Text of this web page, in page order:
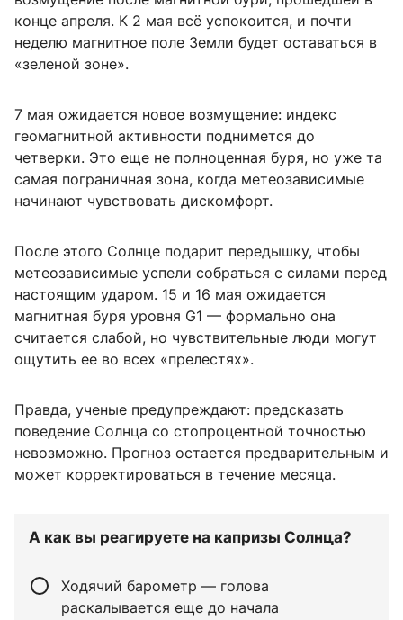
конце апреля. К 2 мая всё успокоится, и почти
неделю магнитное поле Земли будет оставаться в
«зеленой зоне».
7 мая ожидается новое возмущение: индекс
геомагнитной активности поднимется до
четверки. Это еще не полноценная буря, но уже та
самая пограничная зона, когда метеозависимые
начинают чувствовать дискомфорт.
После этого Солнце подарит передышку, чтобы
метеозависимые успели собраться с силами перед
настоящим ударом. 15 и 16 мая ожидается
магнитная буря уровня G1 — формально она
считается слабой, но чувствительные люди могут
ощутить ее во всех «прелестях».
Правда, ученые предупреждают: предсказать
поведение Солнца со стопроцентной точностью
невозможно. Прогноз остается предварительным и
может корректироваться в течение месяца.
А как вы реагируете на капризы Солнца?
Ходячий барометр — голова
раскалывается еще до начала